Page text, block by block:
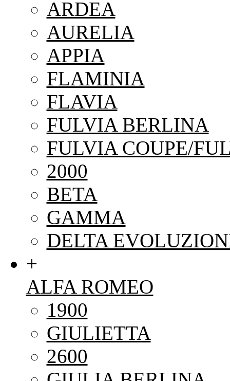
ARDEA
AURELIA
APPIA
FLAMINIA
FLAVIA
FULVIA BERLINA
FULVIA COUPE/
2000
BETA
GAMMA
DELTA
+
ALFA ROMEO
1900
GIULIETTA
2600